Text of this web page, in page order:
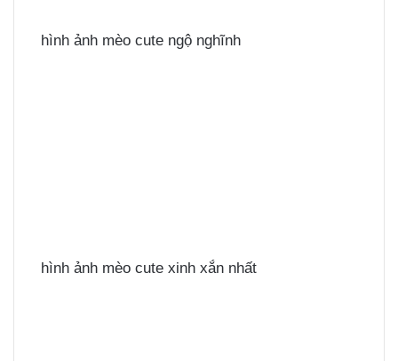
hình ảnh mèo cute ngộ nghĩnh
hình ảnh mèo cute xinh xắn nhất